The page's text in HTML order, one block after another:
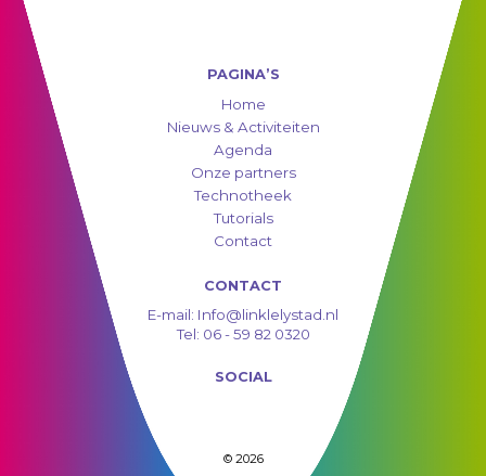
PAGINA’S
Home
Nieuws & Activiteiten
Agenda
Onze partners
Technotheek
Tutorials
Contact
CONTACT
E-mail: Info@linklelystad.nl
Tel: 06 - 59 82 0320
SOCIAL
© 2026